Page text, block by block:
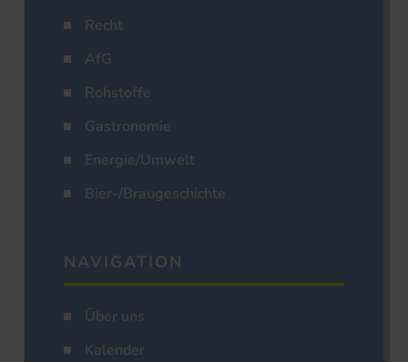
Recht
AfG
Rohstoffe
Gastronomie
Energie/Umwelt
Bier-/Braugeschichte
NAVIGATION
Über uns
Kalender